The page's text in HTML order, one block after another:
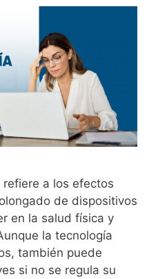
a los efectos
de dispositivos
en la salud física y
la tecnología
también puede
si no se regula su